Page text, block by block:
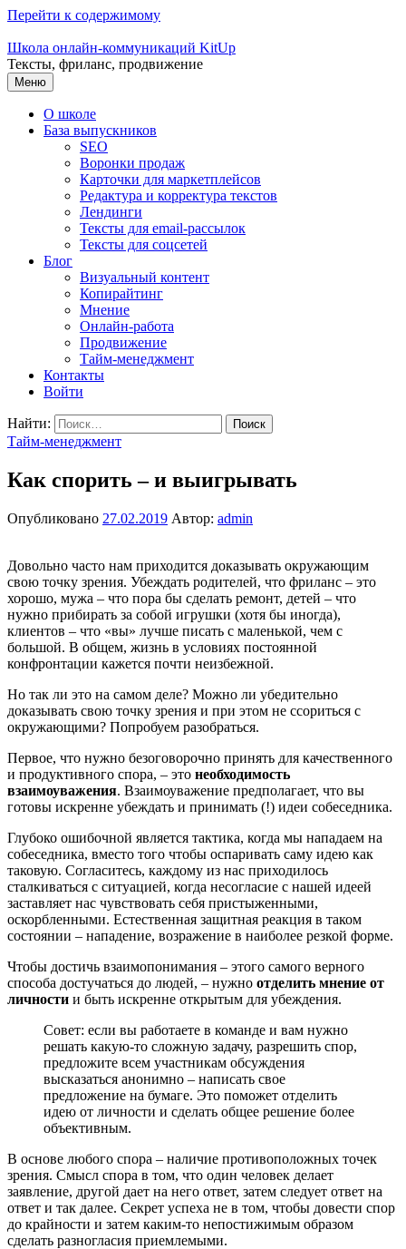
Перейти к содержимому
Школа онлайн-коммуникаций KitUp
Тексты, фриланс, продвижение
Меню
О школе
База выпускников
SEO
Воронки продаж
Карточки для маркетплейсов
Редактура и корректура текстов
Лендинги
Тексты для email-рассылок
Тексты для соцсетей
Блог
Визуальный контент
Копирайтинг
Мнение
Онлайн-работа
Продвижение
Тайм-менеджмент
Контакты
Войти
Найти:
Тайм-менеджмент
Как спорить – и выигрывать
Опубликовано 27.02.2019 Автор: admin
Довольно часто нам приходится доказывать окружающим
свою точку зрения. Убеждать родителей, что фриланс – это
хорошо, мужа – что пора бы сделать ремонт, детей – что
нужно прибирать за собой игрушки (хотя бы иногда),
клиентов – что «вы» лучше писать с маленькой, чем с
большой. В общем, жизнь в условиях постоянной
конфронтации кажется почти неизбежной.
Но так ли это на самом деле? Можно ли убедительно
доказывать свою точку зрения и при этом не ссориться с
окружающими? Попробуем разобраться.
Первое, что нужно безоговорочно принять для качественного
и продуктивного спора, – это необходимость
взаимоуважения. Взаимоуважение предполагает, что вы
готовы искренне убеждать и принимать (!) идеи собеседника.
Глубоко ошибочной является тактика, когда мы нападаем на
собеседника, вместо того чтобы оспаривать саму идею как
таковую. Согласитесь, каждому из нас приходилось
сталкиваться с ситуацией, когда несогласие с нашей идеей
заставляет нас чувствовать себя пристыженными,
оскорбленными. Естественная защитная реакция в таком
состоянии – нападение, возражение в наиболее резкой форме.
Чтобы достичь взаимопонимания – этого самого верного
способа достучаться до людей, – нужно отделить мнение от
личности и быть искренне открытым для убеждения.
Совет: если вы работаете в команде и вам нужно
решать какую-то сложную задачу, разрешить спор,
предложите всем участникам обсуждения
высказаться анонимно – написать свое
предложение на бумаге. Это поможет отделить
идею от личности и сделать общее решение более
объективным.
В основе любого спора – наличие противоположных точек
зрения. Смысл спора в том, что один человек делает
заявление, другой дает на него ответ, затем следует ответ на
ответ и так далее. Секрет успеха не в том, чтобы довести спор
до крайности и затем каким-то непостижимым образом
сделать разногласия приемлемыми.